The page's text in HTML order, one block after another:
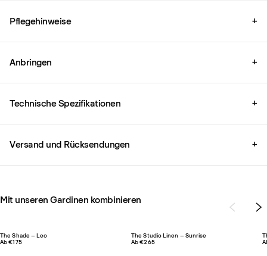
Pflegehinweise +
Anbringen +
Technische Spezifikationen +
Versand und Rücksendungen +
Mit unseren Gardinen kombinieren
The Shade – Leo
Ab €175
The Studio Linen – Sunrise
Ab €265